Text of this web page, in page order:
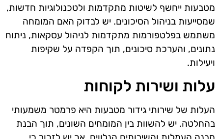
מטבעות ייחשף לשיטות מתקדמות ולטכנולוגיות חדשות,
שמסייעות בניהול הסיכונים. יש לבדוק האם המומחה
משתמש בפלטפורמות מתקדמות לניהול עסקאות, ניתוח
נתונים, והערכת סיכונים, תוך הקפדה על שקיפות
ויעילות.
עלות ושירות לקוחות
העלות של שירותי גידור מטבעות היא פרמטר משמעותי
בהחלטה. יש להשוות בין המומחים השונים, תוך הבנת